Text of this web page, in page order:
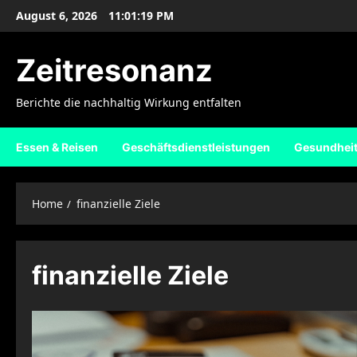
SkipAugust 6, 2026 11:01:19 PM
Zeitresonanz
Berichte die nachhaltig Wirkung entfalten
Essen & Reisen Geschäftsdienstleistungen Gesundheit
Home finanzielle Ziele
finanzielle Ziele